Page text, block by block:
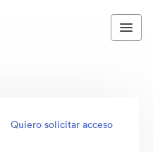
Quiero solicitar acceso